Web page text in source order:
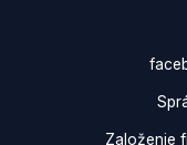
Založenie